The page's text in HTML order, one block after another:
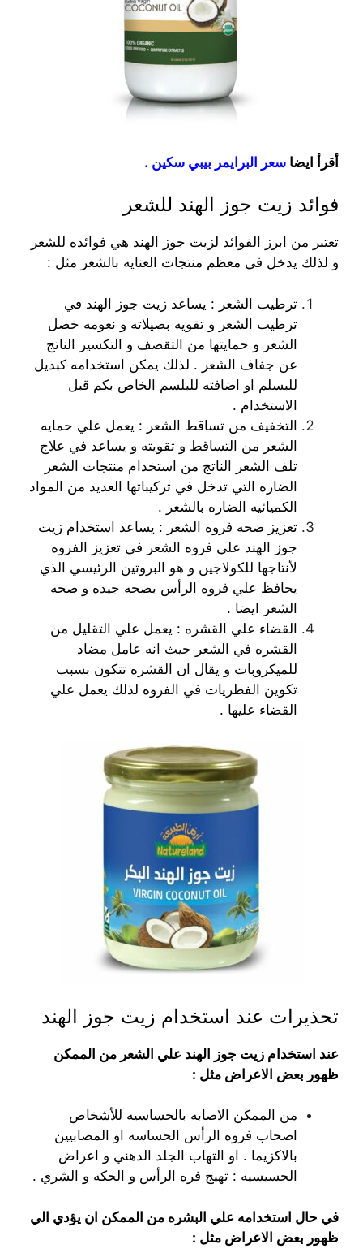
أقرأ ايضا سعر البرايمر بيبي سكين .
فوائد زيت جوز الهند للشعر
تعتبر من ابرز الفوائد لزيت جوز الهند هي فوائده للشعر
و لذلك يدخل في معظم منتجات العنايه بالشعر مثل :
ترطيب الشعر : يساعد زيت جوز الهند في
ترطيب الشعر و تقويه بصيلاته و نعومه خصل
الشعر و حمايتها من التقصف و التكسير الناتج
عن جفاف الشعر . لذلك يمكن استخدامه كبديل
للبسلم او اضافته للبلسم الخاص بكم قبل
الاستخدام .
التخفيف من تساقط الشعر : يعمل علي حمايه
الشعر من التساقط و تقويته و يساعد في علاج
تلف الشعر الناتج من استخدام منتجات الشعر
الضاره التي تدخل في تركيباتها العديد من المواد
الكميائيه الضاره بالشعر .
تعزيز صحه فروه الشعر : يساعد استخدام زيت
جوز الهند علي فروه الشعر في تعزيز الفروه
لأنتاجها للكولاجين و هو البروتين الرئيسي الذي
يحافظ علي فروه الرأس بصحه جيده و صحه
الشعر ايضا .
القضاء علي القشره : يعمل علي التقليل من
القشره في الشعر حيث انه عامل مضاد
للميكروبات و يقال ان القشره تتكون بسبب
تكوين الفطريات في الفروه لذلك يعمل علي
القضاء عليها .
تحذيرات عند استخدام زيت جوز الهند
عند استخدام زيت جوز الهند علي الشعر من الممكن
ظهور بعض الاعراض مثل :
من الممكن الاصابه بالحساسيه للأشخاص
اصحاب فروه الرأس الحساسه او المصابيين
بالاكزيما . او التهاب الجلد الدهني و اعراض
الحسيسيه : تهيج فره الرأس و الحكه و الشري .
في حال استخدامه علي البشره من الممكن ان يؤدي الي
ظهور بعض الاعراض مثل :